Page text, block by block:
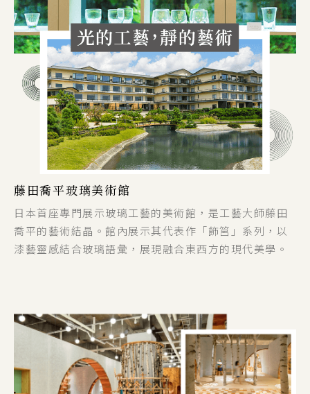
藤田喬平玻璃美術館
日本首座專門展示玻璃工藝的美術館，是工藝大師藤田
喬平的藝術結晶。館內展示其代表作「飾筥」系列，以
漆藝靈感結合玻璃語彙，展現融合東西方的現代美學。